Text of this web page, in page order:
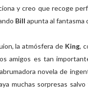
y creo que recoge
Bill apunta al fantasma
la atmósfera de King,
amigos es tan
novela de
muchas sorpresas